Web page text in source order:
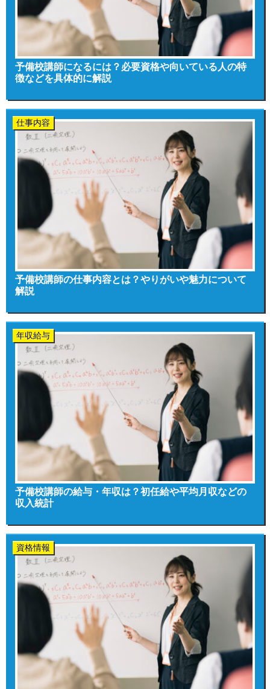
予備校講師になるには？必要資格や向いている人の特
徴などを具体的に解説
仕事内容
予備校講師の仕事内容とは？やりがいや魅力について
解説
年収給与
予備校講師の給与・年収は？初任給や平均月収などの
収入統計
資格情報